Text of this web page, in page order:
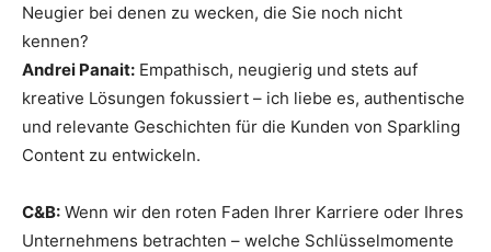
Neugier bei denen zu wecken, die Sie noch nicht
kennen?
Andrei Panait: Empathisch, neugierig und stets auf
kreative Lösungen fokussiert – ich liebe es, authentische
und relevante Geschichten für die Kunden von Sparkling
Content zu entwickeln.
C&B: Wenn wir den roten Faden Ihrer Karriere oder Ihres
Unternehmens betrachten – welche Schlüsselmomente